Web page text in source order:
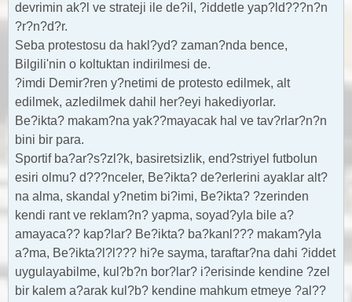
devrimin ak?l ve strateji ile de?il, ?iddetle yap?ld???n?n
?r?n?d?r.
Seba protestosu da hakl?yd? zaman?nda bence,
Bilgili'nin o koltuktan indirilmesi de.
?imdi Demir?ren y?netimi de protesto edilmek, alt
edilmek, azledilmek dahil her?eyi hakediyorlar.
Be?ikta? makam?na yak??mayacak hal ve tav?rlar?n?n
bini bir para.
Sportif ba?ar?s?zl?k, basiretsizlik, end?striyel futbolun
esiri olmu? d???nceler, Be?ikta? de?erlerini ayaklar alt?
na alma, skandal y?netim bi?imi, Be?ikta? ?zerinden
kendi rant ve reklam?n? yapma, soyad?yla bile a?
amayaca?? kap?lar? Be?ikta? ba?kanl??? makam?yla
a?ma, Be?ikta?l?l??? hi?e sayma, taraftar?na dahi ?iddet
uygulayabilme, kul?b?n bor?lar? i?erisinde kendine ?zel
bir kalem a?arak kul?b? kendine mahkum etmeye ?al??